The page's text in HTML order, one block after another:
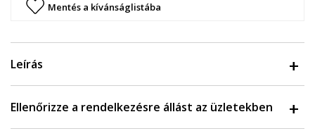
Mentés a kívánságlistába
Leírás
Ellenőrizze a rendelkezésre állást az üzletekben